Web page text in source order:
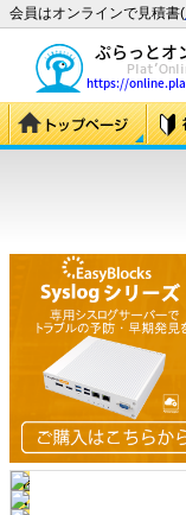
会員はオンラインで見積書(